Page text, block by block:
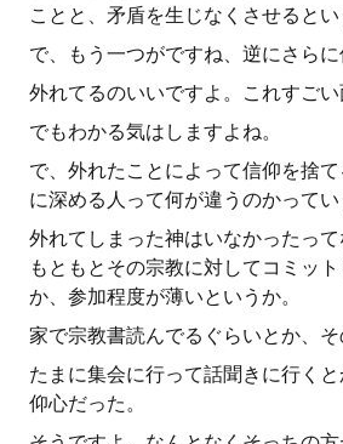
ことと、矛盾を生じなくさせるとい
で、もう一つがですね、逆にさらに
外れてるのいいですよ。これすごい
でもわかる気はしますよね。
で、外れたことによって信仰を捨
に深める人って何が違うのかってい
外れてしまった神はいなかったっ
もともとその宗教に対してコミッ
か、参加程度が薄いというか。
家で宗教書読んでるぐらいとか、そ
たまに集会に行って話聞きに行く
仰心だった。